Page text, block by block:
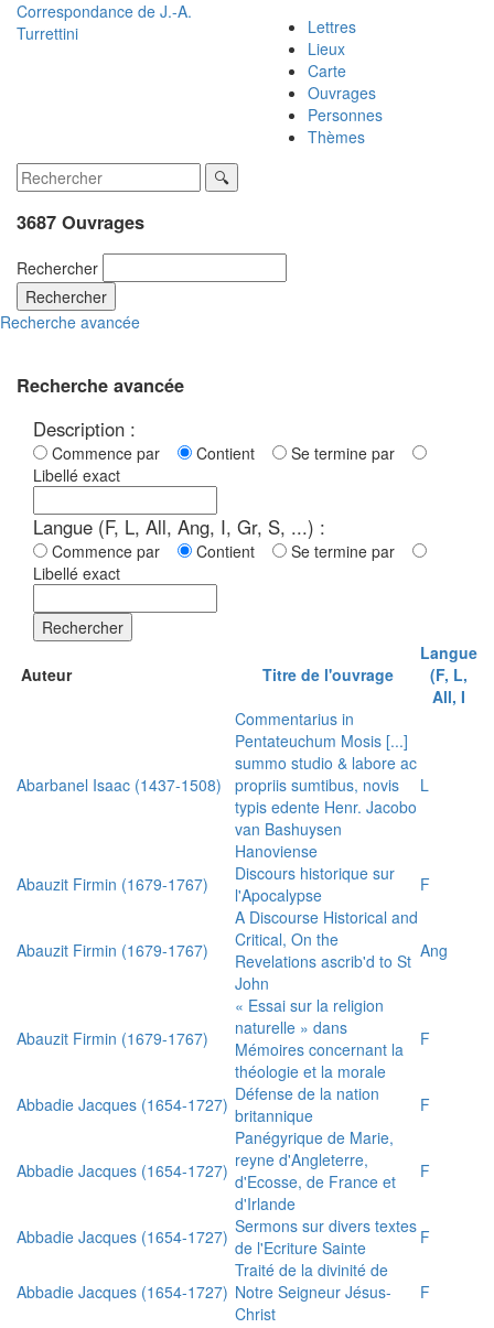
Correspondance de J.-A.
Turrettini
Lettres
Lieux
Carte
Ouvrages
Personnes
Thèmes
3687 Ouvrages
Rechercher
Rechercher
Recherche avancée
Recherche avancée
Description :
Commence par Contient
Se termine par
Libellé exact
Langue (F, L, All, Ang, I, Gr, S, ...) :
Commence par Contient
Se termine par
Libellé exact
Rechercher
Auteur Titre de l'ouvrage
Langue
(F, L,
All, I
Abarbanel Isaac (1437-1508)
Commentarius in
Pentateuchum Mosis [...]
summo studio & labore ac
propriis sumtibus, novis
typis edente Henr. Jacobo
van Bashuysen
Hanoviense
L
Abauzit Firmin (1679-1767)
Discours historique sur
l'Apocalypse
F
Abauzit Firmin (1679-1767)
A Discourse Historical and
Critical, On the
Revelations ascrib'd to St
John
Ang
Abauzit Firmin (1679-1767)
« Essai sur la religion
naturelle » dans
Mémoires concernant la
théologie et la morale
F
Abbadie Jacques (1654-1727) Défense de la nation
britannique
F
Abbadie Jacques (1654-1727)
Panégyrique de Marie,
reyne d'Angleterre,
d'Ecosse, de France et
d'Irlande
F
Abbadie Jacques (1654-1727) Sermons sur divers textes
de l'Ecriture Sainte
F
Abbadie Jacques (1654-1727)
Traité de la divinité de
Notre Seigneur Jésus-
Christ
F